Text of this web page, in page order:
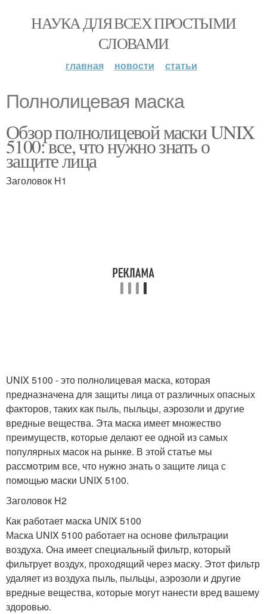
НАУКА ДЛЯ ВСЕХ ПРОСТЫМИ
СЛОВАМИ
главная новости статьи
Полнолицевая маска
Обзор полнолицевой маски UNIX
5100: все, что нужно знать о
защите лица
Заголовок H1
UNIX 5100 - это полнолицевая маска, которая
предназначена для защиты лица от различных опасных
факторов, таких как пыль, пыльцы, аэрозоли и другие
вредные вещества. Эта маска имеет множество
преимуществ, которые делают ее одной из самых
популярных масок на рынке. В этой статье мы
рассмотрим все, что нужно знать о защите лица с
помощью маски UNIX 5100.
Заголовок H2
Как работает маска UNIX 5100
Маска UNIX 5100 работает на основе фильтрации
воздуха. Она имеет специальный фильтр, который
фильтрует воздух, проходящий через маску. Этот фильтр
удаляет из воздуха пыль, пыльцы, аэрозоли и другие
вредные вещества, которые могут нанести вред вашему
здоровью.